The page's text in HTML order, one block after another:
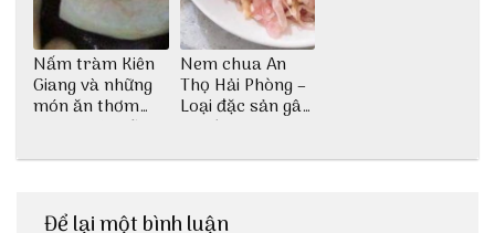
Nấm tràm Kiên
Giang và những
món ăn thơm
ngon khó cưỡng
Nem chua An
Thọ Hải Phòng –
Loại đặc sản gây
nghiện
Để lại một bình luận